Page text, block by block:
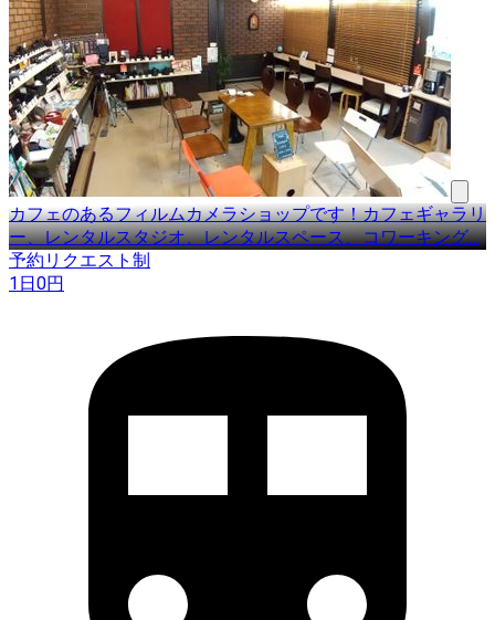
カフェのあるフィルムカメラショップです！カフェギャラリ
ー、レンタルスタジオ、レンタルスペース、コワーキング…
予約リクエスト制
1日0円